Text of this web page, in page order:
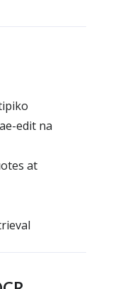
edit na
at